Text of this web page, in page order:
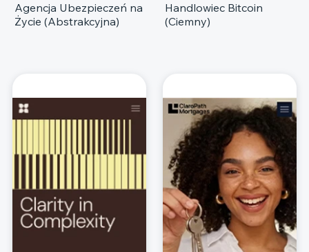
Agencja Ubezpieczeń na
Życie (Abstrakcyjna)
Handlowiec Bitcoin
(Ciemny)